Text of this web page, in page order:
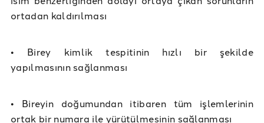
ortadan kaldırılması
• Birey kimlik tespitinin hızlı bir şekilde
yapılmasının sağlanması
• Bireyin doğumundan itibaren tüm işlemlerinin
ortak bir numara ile yürütülmesinin sağlanması